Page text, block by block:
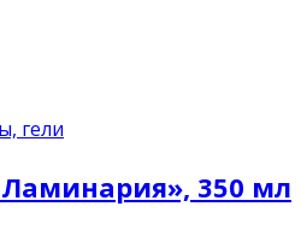
гели
350 мл